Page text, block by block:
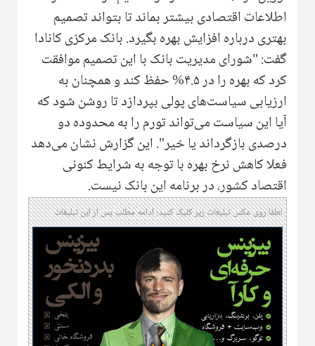
اطلاعات اقتصادی بیشتر بماند تا بتواند تصمیم
بهتری درباره افزایش بهره بگیرد. بانک مرکزی کانادا
گفت: "شورای مدیریت بانک با این تصمیم موافقت
کرد که بهره را در ۴.۵% حفظ کند و همچنان به
ارزیابی سیاست‌های پولی بپردازد تا روشن شود که
آیا این سیاست می‌تواند تورم را به محدوده دو
درصدی بازگرداند یا خیر". این گزارش نشان می‌دهد
فعلا کاهش نرخ بهره با توجه به شرایط کنونی
اقتصاد کشور، در برنامه این بانک نیست.
لطفا روی عکس تبلیغات زیر کلیک کنید؛ ادامه مطلب پس از این تبلیغات